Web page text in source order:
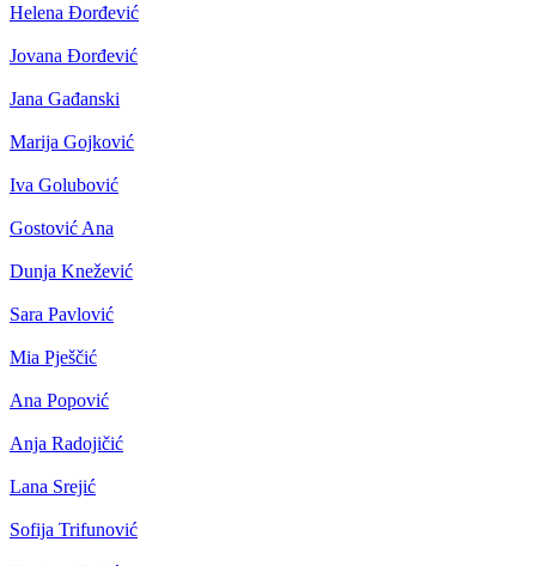
Helena Đorđević
Jovana Đorđević
Jana Gađanski
Marija Gojković
Iva Golubović
Gostović Ana
Dunja Knežević
Sara Pavlović
Mia Pješčić
Ana Popović
Anja Radojičić
Lana Srejić
Sofija Trifunović